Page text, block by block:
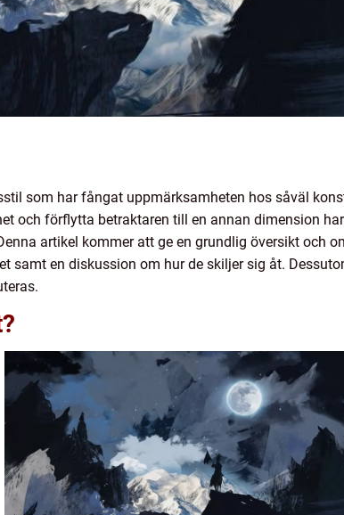
som har fångat uppmärksamheten hos såväl
och förflytta betraktaren till en annan dimension
artikel kommer att ge en grundlig översikt och
samt en diskussion om hur de skiljer sig åt.